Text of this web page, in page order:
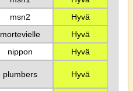
msn2
Hyvä
mortevielle
Hyvä
nippon
Hyvä
plumbers Hyvä